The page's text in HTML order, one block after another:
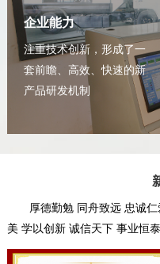
企业能力
注重技术创新，形成了一
套前瞻、高效、快速的新
产品研发机制
厚德勤勉 同舟致远 忠诚
美 学以创新 诚信天下 事业恒泰